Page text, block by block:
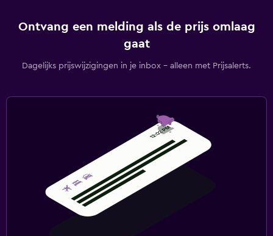
Ontvang een melding als de prijs omlaag
gaat
Dagelijks prijswijzigingen in je inbox - alleen met Prijsalerts.